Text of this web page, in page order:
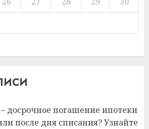
досрочное погашение ипотеки
после дня списания? Узнайте